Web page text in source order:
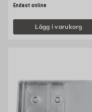
Endast online
Lägg i varukorg